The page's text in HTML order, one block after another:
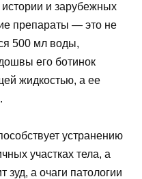
истории и зарубежных
препараты — это не
500 мл воды,
его ботинок
жидкостью, а ее
устранению
участках тела, а
зуд, а очаги патологии